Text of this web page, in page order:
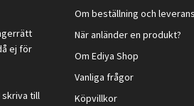
ej för
till
Om beställning och leverans
När anländer en produkt?
Om Ediya Shop
Vanliga frågor
Köpvillkor